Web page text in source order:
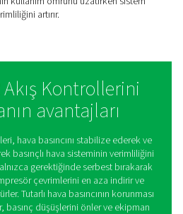
SPD 2-8
için hava akışını sürekli olarak
etkileyebilecek basınç
SPD 2-8, basınçlı hava kullanımını
işletim maliyetlerini
güvenilirliğini artırır.